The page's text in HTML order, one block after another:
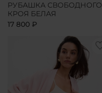
РУБАШКА СВОБОДНОГО
КРОЯ БЕЛАЯ
17 800 ₽